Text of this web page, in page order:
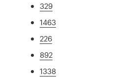
329
1463
226
892
1338